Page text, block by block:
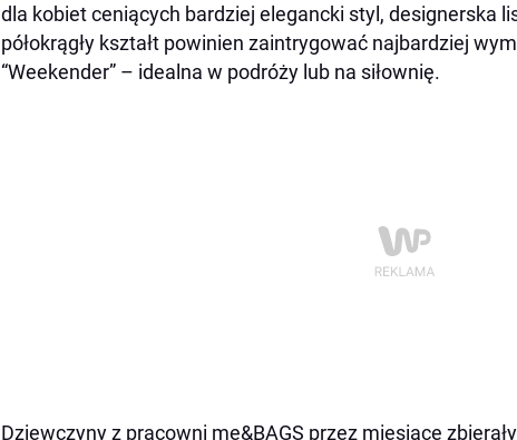
dla kobiet ceniących bardziej elegancki styl, designerska
półokrągły kształt powinien zaintrygować najbardziej
“Weekender” – idealna w podróży lub na siłownię.
Dziewczyny z pracowni me&BAGS przez miesiące